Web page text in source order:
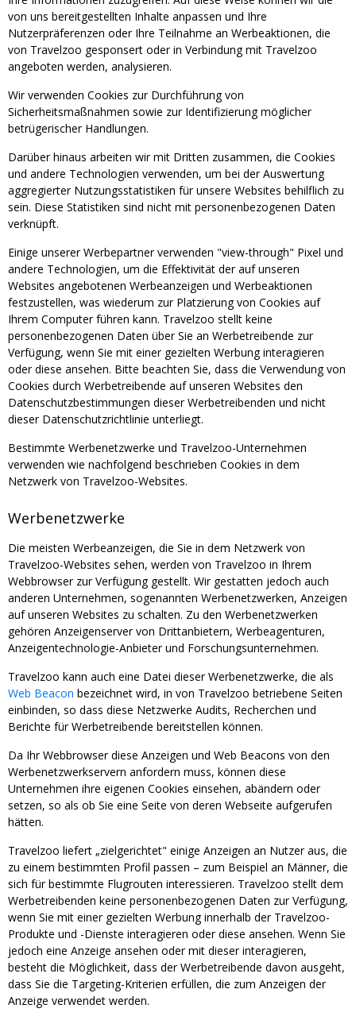
von uns bereitgestellten Inhalte anpassen und Ihre
Nutzerpräferenzen oder Ihre Teilnahme an Werbeaktionen, die
von Travelzoo gesponsert oder in Verbindung mit Travelzoo
angeboten werden, analysieren.
Wir verwenden Cookies zur Durchführung von
Sicherheitsmaßnahmen sowie zur Identifizierung möglicher
betrügerischer Handlungen.
Darüber hinaus arbeiten wir mit Dritten zusammen, die Cookies
und andere Technologien verwenden, um bei der Auswertung
aggregierter Nutzungsstatistiken für unsere Websites behilflich zu
sein. Diese Statistiken sind nicht mit personenbezogenen Daten
verknüpft.
Einige unserer Werbepartner verwenden "view-through" Pixel und
andere Technologien, um die Effektivität der auf unseren
Websites angebotenen Werbeanzeigen und Werbeaktionen
festzustellen, was wiederum zur Platzierung von Cookies auf
Ihrem Computer führen kann. Travelzoo stellt keine
personenbezogenen Daten über Sie an Werbetreibende zur
Verfügung, wenn Sie mit einer gezielten Werbung interagieren
oder diese ansehen. Bitte beachten Sie, dass die Verwendung von
Cookies durch Werbetreibende auf unseren Websites den
Datenschutzbestimmungen dieser Werbetreibenden und nicht
dieser Datenschutzrichtlinie unterliegt.
Bestimmte Werbenetzwerke und Travelzoo-Unternehmen
verwenden wie nachfolgend beschrieben Cookies in dem
Netzwerk von Travelzoo-Websites.
Werbenetzwerke
Die meisten Werbeanzeigen, die Sie in dem Netzwerk von
Travelzoo-Websites sehen, werden von Travelzoo in Ihrem
Webbrowser zur Verfügung gestellt. Wir gestatten jedoch auch
anderen Unternehmen, sogenannten Werbenetzwerken, Anzeigen
auf unseren Websites zu schalten. Zu den Werbenetzwerken
gehören Anzeigenserver von Drittanbietern, Werbeagenturen,
Anzeigentechnologie-Anbieter und Forschungsunternehmen.
Travelzoo kann auch eine Datei dieser Werbenetzwerke, die als
Web Beacon bezeichnet wird, in von Travelzoo betriebene Seiten
einbinden, so dass diese Netzwerke Audits, Recherchen und
Berichte für Werbetreibende bereitstellen können.
Da Ihr Webbrowser diese Anzeigen und Web Beacons von den
Werbenetzwerkservern anfordern muss, können diese
Unternehmen ihre eigenen Cookies einsehen, abändern oder
setzen, so als ob Sie eine Seite von deren Webseite aufgerufen
hätten.
Travelzoo liefert „zielgerichtet" einige Anzeigen an Nutzer aus, die
zu einem bestimmten Profil passen – zum Beispiel an Männer, die
sich für bestimmte Flugrouten interessieren. Travelzoo stellt dem
Werbetreibenden keine personenbezogenen Daten zur Verfügung,
wenn Sie mit einer gezielten Werbung innerhalb der Travelzoo-
Produkte und -Dienste interagieren oder diese ansehen. Wenn Sie
jedoch eine Anzeige ansehen oder mit dieser interagieren,
besteht die Möglichkeit, dass der Werbetreibende davon ausgeht,
dass Sie die Targeting-Kriterien erfüllen, die zum Anzeigen der
Anzeige verwendet werden.